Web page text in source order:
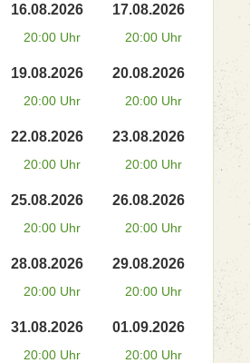
16.08.2026
20:00 Uhr
17.08.2026
20:00 Uhr
19.08.2026
20:00 Uhr
20.08.2026
20:00 Uhr
22.08.2026
20:00 Uhr
23.08.2026
20:00 Uhr
25.08.2026
20:00 Uhr
26.08.2026
20:00 Uhr
28.08.2026
20:00 Uhr
29.08.2026
20:00 Uhr
31.08.2026
20:00 Uhr
01.09.2026
20:00 Uhr